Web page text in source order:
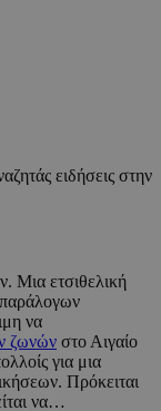
ειδήσεις στην
Μια ετσιθελική
να
ζωνών στο Αιγαίο
για μια
Πρόκειται
να…